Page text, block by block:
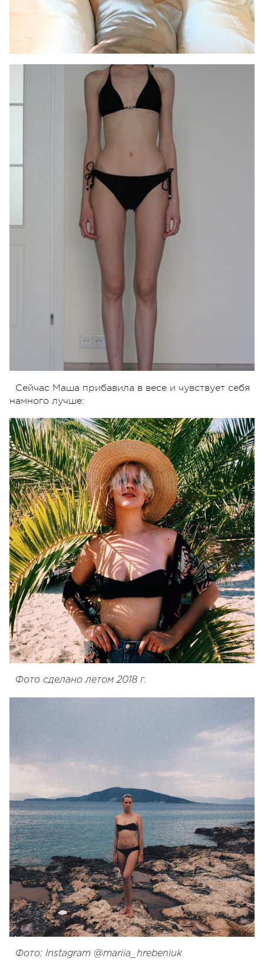
Сейчас Маша прибавила в весе и чувствует себя
намного лучше:
Фото сделано летом 2018 г.
Фото: Instagram @mariia_hrebeniuk